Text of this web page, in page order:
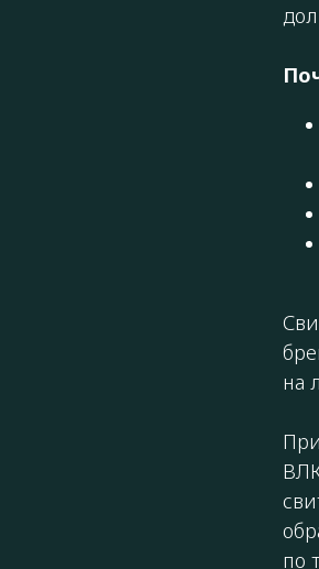
на
по